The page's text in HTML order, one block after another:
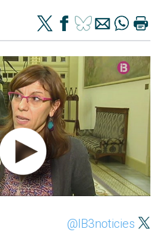
@IB3noticies